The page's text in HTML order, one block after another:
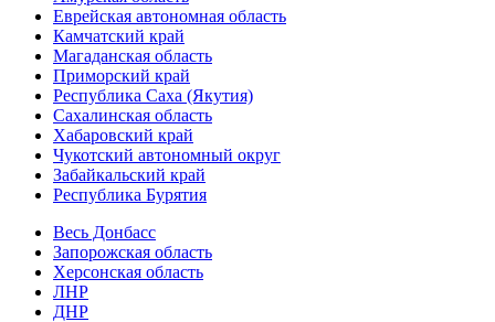
Еврейская автономная область
Камчатский край
Магаданская область
Приморский край
Республика Саха (Якутия)
Сахалинская область
Хабаровский край
Чукотский автономный округ
Забайкальский край
Республика Бурятия
Весь Донбасс
Запорожская область
Херсонская область
ЛНР
ДНР